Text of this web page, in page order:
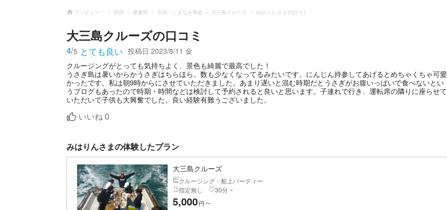
アソビュー！ 四国 愛媛県 今治・しまなみ海道 大三島クルーズ みはりん さまの口コミ
大三島クルーズの口コミ
4/5 とても良い 投稿日 2023/8/11 金
クルージングがとっても気持ちよく、景色も綺麗で最高でした！
うさぎ島は暑いからかうさぎはちらほら。数も少なくなってるみたいです。にんじん持参してあげるとめちゃくちゃ可愛
かったです。私は朝9時からにさせていただきました。あまり遅いと混む時期だとうさぎがお腹いっぱいで食べないとい
うブログもあったので時期・時間などは検討して予約されると良いと思います。子連れで行き、運転席の隣りに座らせて
いただいて子供も大興奮でした。良い経験有難うございました。
いいね 0
みはりんさまの体験したプラン
大三島クルーズ
クルージング・船上パーティー
指定無し
30分 ~
5,000円 〜